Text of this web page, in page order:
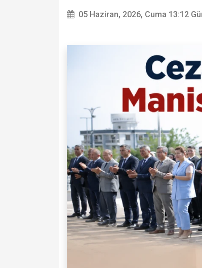
05 Haziran, 2026, Cuma 13:12